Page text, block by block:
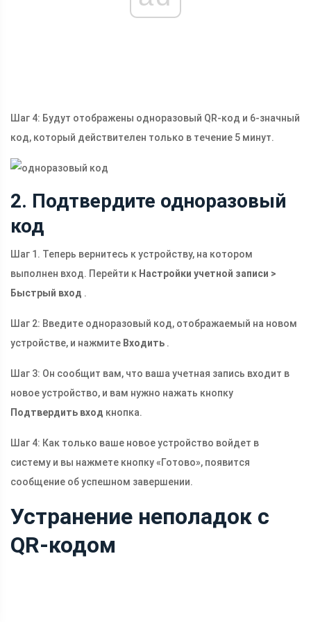
Шаг 4: Будут отображены одноразовый QR-код и 6-значный
код, который действителен только в течение 5 минут.
2. Подтвердите одноразовый
код
Шаг 1. Теперь вернитесь к устройству, на котором
выполнен вход. Перейти к Настройки учетной записи >
Быстрый вход .
Шаг 2: Введите одноразовый код, отображаемый на новом
устройстве, и нажмите Входить .
Шаг 3: Он сообщит вам, что ваша учетная запись входит в
новое устройство, и вам нужно нажать кнопку
Подтвердить вход кнопка.
Шаг 4: Как только ваше новое устройство войдет в
систему и вы нажмете кнопку «Готово», появится
сообщение об успешном завершении.
Устранение неполадок с
QR-кодом